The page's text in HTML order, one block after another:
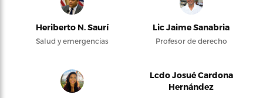
Heriberto N. Saurí
Salud y emergencias
Lic Jaime Sanabria
Profesor de derecho
Lcdo Josué Cardona
Hernández